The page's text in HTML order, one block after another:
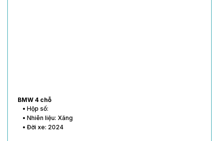
BMW 4 chỗ
• Hộp số:
• Nhiên liệu: Xăng
• Đời xe: 2024